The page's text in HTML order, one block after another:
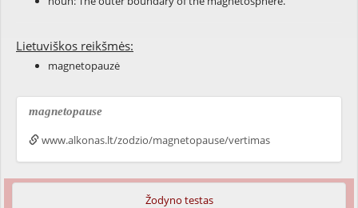
Lietuviškos reikšmės:
magnetopauzė
magnetopause
www.alkonas.lt/zodzio/magnetopause/vertimas
Žodyno testas